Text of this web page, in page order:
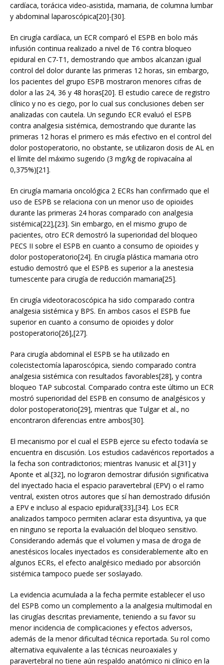
cardíaca, torácica video-asistida, mamaria, de columna lumbar
y abdominal laparoscópica[20]-[30].
En cirugía cardíaca, un ECR comparó el ESPB en bolo más
infusión continua realizado a nivel de T6 contra bloqueo
epidural en C7-T1, demostrando que ambos alcanzan igual
control del dolor durante las primeras 12 horas, sin embargo,
los pacientes del grupo ESPB mostraron menores cifras de
dolor a las 24, 36 y 48 horas[20]. El estudio carece de registro
clínico y no es ciego, por lo cual sus conclusiones deben ser
analizadas con cautela. Un segundo ECR evaluó el ESPB
contra analgesia sistémica, demostrando que durante las
primeras 12 horas el primero es más efectivo en el control del
dolor postoperatorio, no obstante, se utilizaron dosis de AL en
el límite del máximo sugerido (3 mg/kg de ropivacaína al
0,375%)[21].
En cirugía mamaria oncológica 2 ECRs han confirmado que el
uso de ESPB se relaciona con un menor uso de opioides
durante las primeras 24 horas comparado con analgesia
sistémica[22],[23]. Sin embargo, en el mismo grupo de
pacientes, otro ECR demostró la superioridad del bloqueo
PECS II sobre el ESPB en cuanto a consumo de opioides y
dolor postoperatorio[24]. En cirugía plástica mamaria otro
estudio demostró que el ESPB es superior a la anestesia
tumescente para cirugía de reducción mamaria[25].
En cirugía videotoracoscópica ha sido comparado contra
analgesia sistémica y BPS. En ambos casos el ESPB fue
superior en cuanto a consumo de opioides y dolor
postoperatorio[26],[27].
Para cirugía abdominal el ESPB se ha utilizado en
colecistectomía laparoscópica, siendo comparado contra
analgesia sistémica con resultados favorables[28], y contra
bloqueo TAP subcostal. Comparado contra este último un ECR
mostró superioridad del ESPB en consumo de analgésicos y
dolor postoperatorio[29], mientras que Tulgar et al., no
encontraron diferencias entre ambos[30].
El mecanismo por el cual el ESPB ejerce su efecto todavía se
encuentra en discusión. Los estudios cadavéricos reportados a
la fecha son contradictorios; mientras Ivanusic et al.[31] y
Aponte et al.[32], no lograron demostrar difusión significativa
del inyectado hacia el espacio paravertebral (EPV) o el ramo
ventral, existen otros autores que sí han demostrado difusión
a EPV e incluso al espacio epidural[33],[34]. Los ECR
analizados tampoco permiten aclarar esta disyuntiva, ya que
en ninguno se reporta la evaluación del bloqueo sensitivo.
Considerando además que el volumen y masa de droga de
anestésicos locales inyectados es considerablemente alto en
algunos ECRs, el efecto analgésico mediado por absorción
sistémica tampoco puede ser soslayado.
La evidencia acumulada a la fecha permite establecer el uso
del ESPB como un complemento a la analgesia multimodal en
las cirugías descritas previamente, teniendo a su favor su
menor incidencia de complicaciones y efectos adversos,
además de la menor dificultad técnica reportada. Su rol como
alternativa equivalente a las técnicas neuroaxiales y
paravertebral no tiene aún respaldo anatómico ni clínico en la